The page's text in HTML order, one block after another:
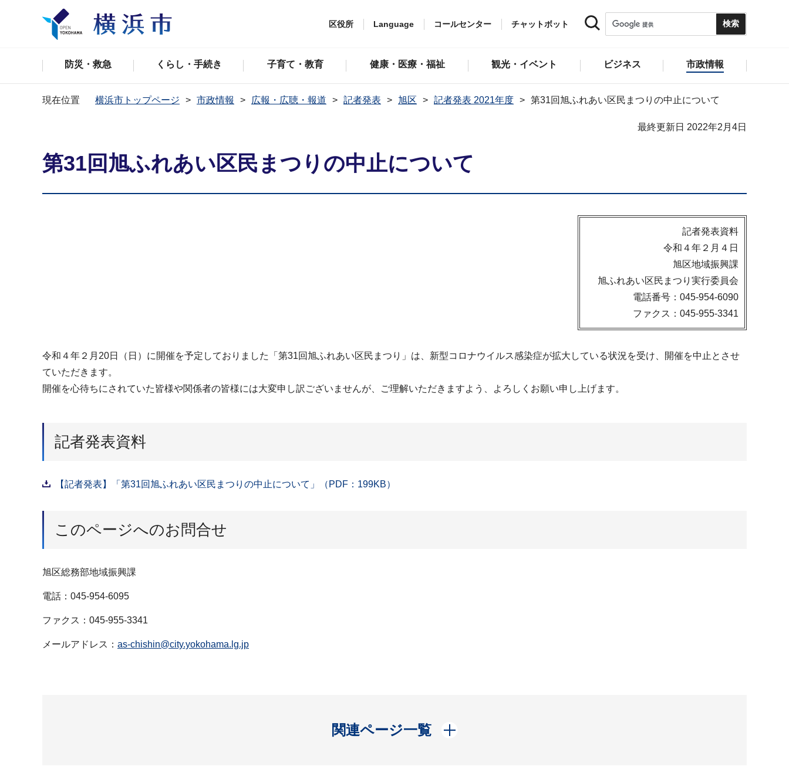
区役所 Language コールセンター チャットボット
防災・救急 くらし・手続き 子育て・教育 健康・医療・福祉 観光・イベント ビジネス 市政情報
現在位置 横浜市トップページ 市政情報 広報・広聴・報道 記者発表 旭区 記者発表 2021年度 第31回旭ふれあい区民まつりの中止について
最終更新日 2022年2月4日
第31回旭ふれあい区民まつりの中止について
記者発表資料
令和４年２月４日
旭区地域振興課
旭ふれあい区民まつり実行委員会
電話番号：045-954-6090
ファクス：045-955-3341
令和４年２月20日（日）に開催を予定しておりました「第31回旭ふれあい区民まつり」は、新型コロナウイルス感染症が拡大している状況を受け、開催を中止とさせ
ていただきます。
開催を心待ちにされていた皆様や関係者の皆様には大変申し訳ございませんが、ご理解いただきますよう、よろしくお願い申し上げます。
記者発表資料
【記者発表】「第31回旭ふれあい区民まつりの中止について」（PDF：199KB）
このページへのお問合せ
旭区総務部地域振興課
電話：045-954-6095
ファクス：045-955-3341
メールアドレス： as-chishin@city.yokohama.lg.jp
関連ページ一覧
開く